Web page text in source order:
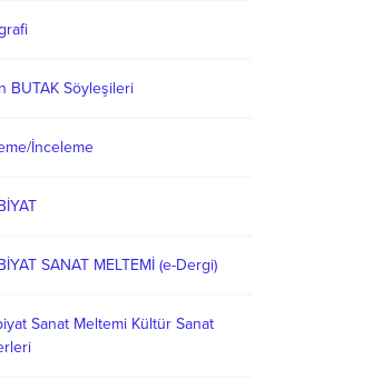
BUTAK Söyleşileri
İnceleme
SANAT MELTEMİ (e-Dergi)
Sanat Meltemi Kültür Sanat